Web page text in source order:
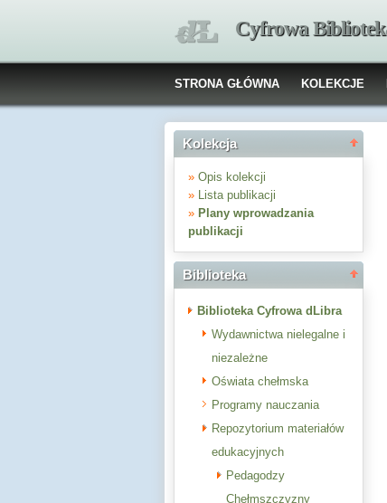
Cyfrowa
STRONA GŁÓWNA KOLEKCJE
Kolekcja
» Opis kolekcji
» Lista publikacji
» Plany wprowadzania
publikacji
Biblioteka
Biblioteka Cyfrowa dLibra
Wydawnictwa nielegalne i
niezależne
Oświata chełmska
Programy nauczania
Repozytorium materiałów
edukacyjnych
Pedagodzy
Chełmszczyzny